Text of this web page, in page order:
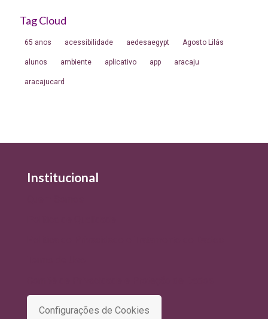
Tag Cloud
65 anos acessibilidade aedesaegypt Agosto Lilás
alunos ambiente aplicativo app aracaju
aracajucard
Institucional
Configurações de Cookies